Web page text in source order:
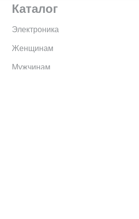
Каталог
Электроника
Женщинам
Мужчинам